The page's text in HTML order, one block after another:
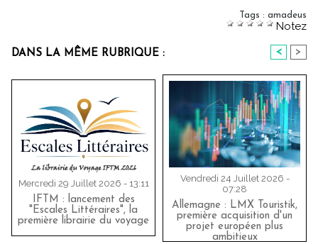
Tags : amadeus
Notez
DANS LA MÊME RUBRIQUE : < >
Mercredi 29 Juillet 2026 - 13:11
IFTM : lancement des
"Escales Littéraires", la
première librairie du voyage
Vendredi 24 Juillet 2026 -
07:28
Allemagne : LMX Touristik,
première acquisition d'un
projet européen plus
ambitieux